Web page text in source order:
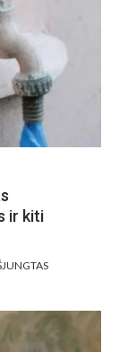
IR
„TEBŪNIE
NAKTIS“
SU
ir kiti
ĮRAŠE
VASAROS
DVELKSMAS